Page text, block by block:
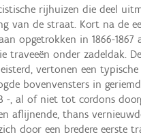
rijhuizen die deel
van de straat. Kort na de
opgetrokken in 1866-
traveeën onder zadeldak.
vertonen een
bovenvensters in
-, al of niet tot cordons
aflijnende, thans
door een bredere eerste